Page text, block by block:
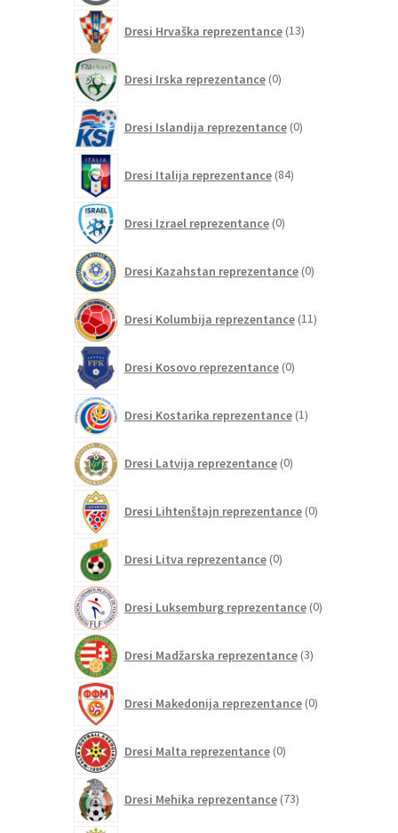
Dresi Hrvaška reprezentance 13izdelkov
Dresi Irska reprezentance 0izdelkov
Dresi Islandija reprezentance 0izdelkov
Dresi Italija reprezentance 84izdelkov
Dresi Izrael reprezentance 0izdelkov
Dresi Kazahstan reprezentance 0izdelkov
Dresi Kolumbija reprezentance 11izdelkov
Dresi Kosovo reprezentance 0izdelkov
Dresi Kostarika reprezentance 1izdelek
Dresi Latvija reprezentance 0izdelkov
Dresi Lihtenštajn reprezentance 0izdelkov
Dresi Litva reprezentance 0izdelkov
Dresi Luksemburg reprezentance 0izdelkov
Dresi Madžarska reprezentance 3izdelki
Dresi Makedonija reprezentance 0izdelkov
Dresi Malta reprezentance 0izdelkov
Dresi Mehika reprezentance 73izdelkov